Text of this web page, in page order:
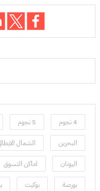
4 نجوم 5 نجوم
البحرين الشمال
اليونان اماكن التسوق
بورصة بوكيت